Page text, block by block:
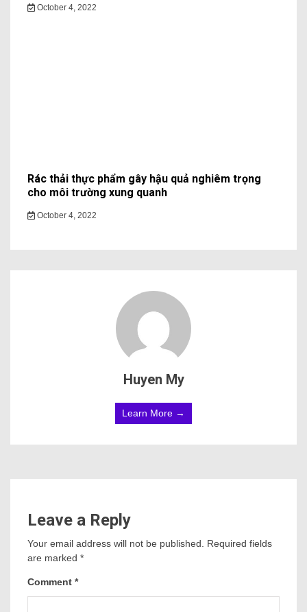
October 4, 2022
Rác thải thực phẩm gây hậu quả nghiêm trọng
cho môi trường xung quanh
October 4, 2022
Huyen My
Learn More →
Leave a Reply
Your email address will not be published. Required fields
are marked *
Comment *